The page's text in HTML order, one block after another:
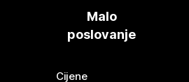
Malo
poslovanje
Cijene